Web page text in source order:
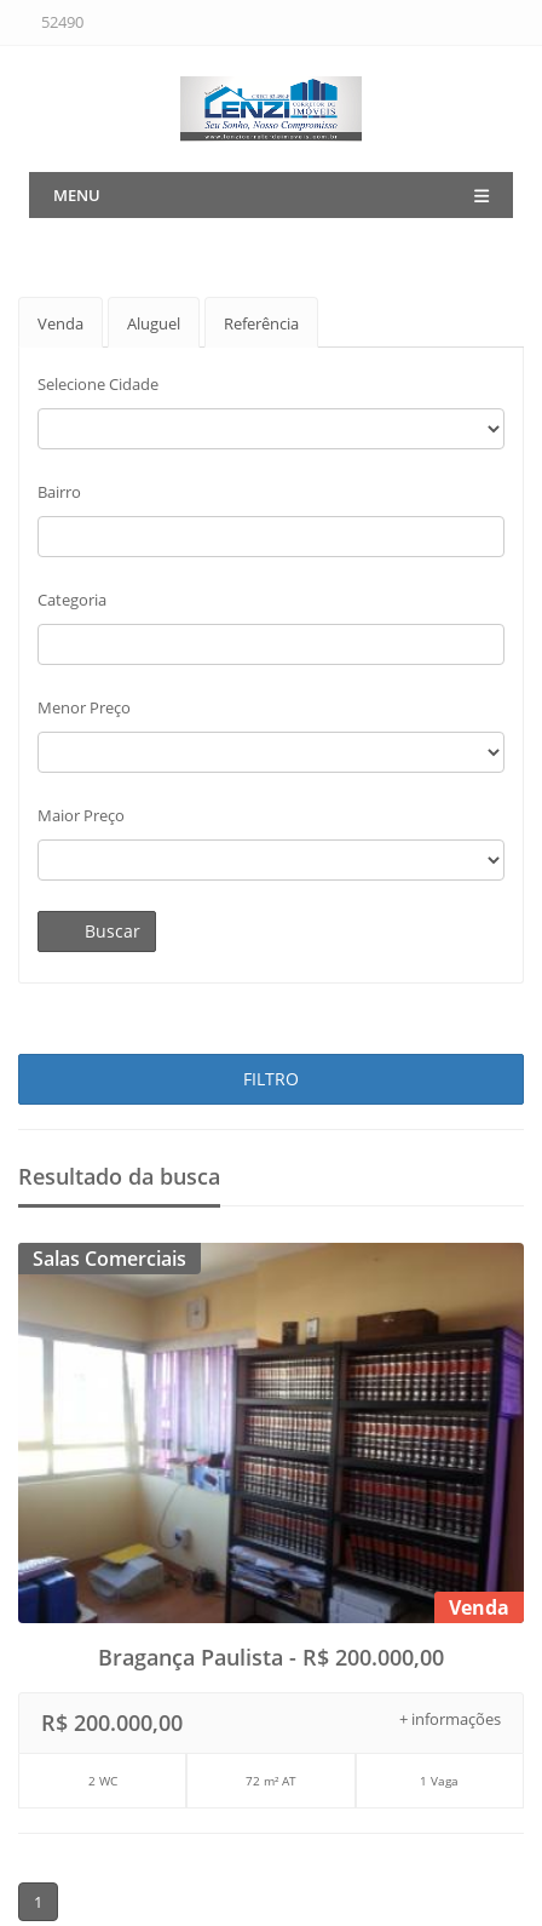
52490
MENU
Venda Aluguel Referência
Selecione Cidade
Bairro
Categoria
Menor Preço
Maior Preço
Buscar
FILTRO
Resultado da busca
Salas Comerciais
Venda
Bragança Paulista - R$ 200.000,00
+ informações
R$ 200.000,00
2 WC 72 m² AT 1 Vaga
1